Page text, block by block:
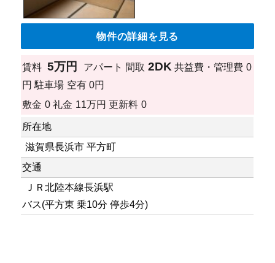
物件の詳細を見る
賃料 5万円 アパート 間取 2DK 共益費・管理費 0
円 駐車場 空有 0円
敷金 0 礼金 11万円 更新料 0
所在地
滋賀県長浜市 平方町
交通
ＪＲ北陸本線長浜駅
バス(平方東 乗10分 停歩4分)